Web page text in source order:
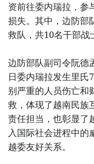
资前往委内瑞拉，参
损失。其中，边防部
救队，共10名干部战
边防部队副司令阮德
日委内瑞拉发生里氏
别严重的人员伤亡和
救，体现了越南民族
责任担当，也彰显了
入国际社会进程中的
越委友好关系。